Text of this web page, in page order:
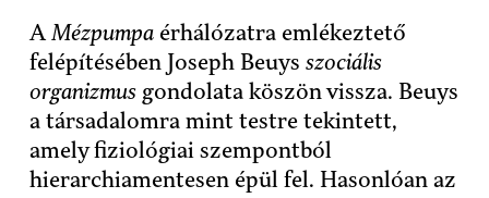
AMézpumpaérhálózatra emlékeztető
felépítésében Joseph Beuys szociális
organizmusgondolata köszön vissza. Beuys
a társadalomra mint testre tekintett,
amely fiziológiai szempontból
hierarchiamentesen épül fel. Hasonlóan az